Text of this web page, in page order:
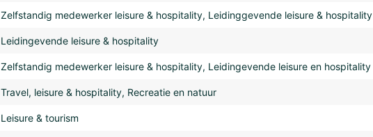
Zelfstandig medewerker leisure & hospitality, Leidinggevende leisure & hospitality
Leidingevende leisure & hospitality
Zelfstandig medewerker leisure & hospitality, Leidingevende leisure en hospitality
Travel, leisure & hospitality, Recreatie en natuur
Leisure & tourism